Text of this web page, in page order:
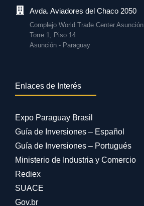
Avda. Aviadores del Chaco 2050
Complejo World Trade Center Asunción
Torre 1, Piso 14
Asunción - Paraguay
Enlaces de Interés
Expo Paraguay Brasil
Guía de Inversiones – Español
Guía de Inversiones – Portugués
Ministerio de Industria y Comercio
Rediex
SUACE
Gov.br